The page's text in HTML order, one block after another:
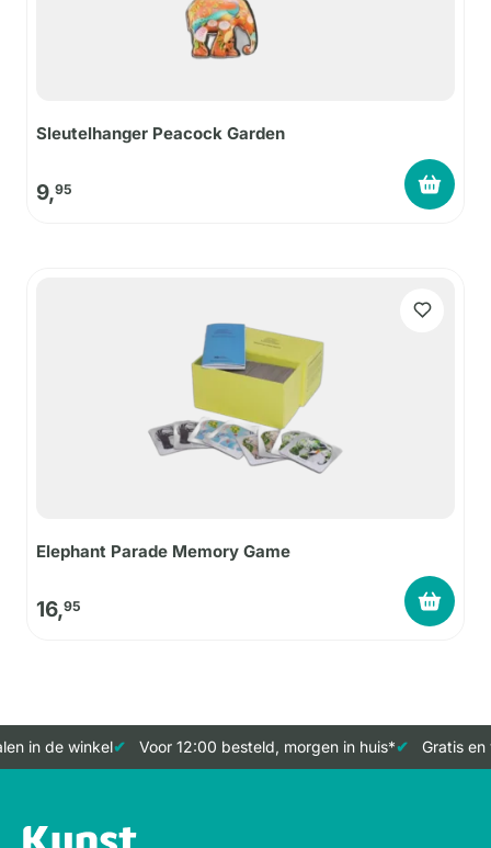
Sleutelhanger Peacock Garden
9,95
Elephant Parade Memory Game
16,95
in de winkel Voor 12:00 besteld, morgen in huis* Gratis en